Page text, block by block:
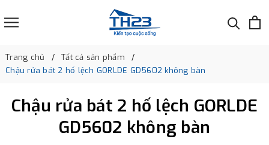
Trang chủ
Tất cả sản phẩm
Chậu rửa bát 2 hố lệch GORLDE GD5602 không bàn
Chậu rửa bát 2 hố lệch GORLDE
GD5602 không bàn